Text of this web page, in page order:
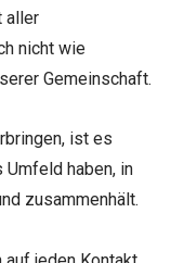
aller
nicht wie
Gemeinschaft.
ist es
haben, in
zusammenhält.